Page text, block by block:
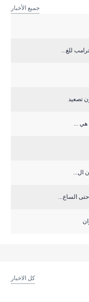
جميع الأخبار
للغ...
تصعيد
هي ...
ال...
الساع...
كل الاخبار